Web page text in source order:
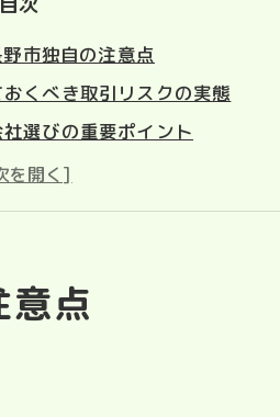
市独自の注意点
くべき取引リスクの実態
選びの重要ポイント
違反を防ぐ家売却の知識
ための情報収集のコツ
が両立する方法
上手に調整するコツ
点